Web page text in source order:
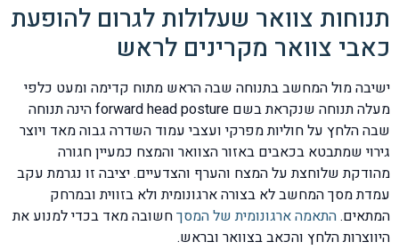
תנוחות צוואר שעלולות לגרום להופעת
כאבי צוואר מקרינים לראש
ישיבה מול המחשב בתנוחה שבה הראש מתוח קדימה ומעט כלפי
מעלה תנוחה שנקראת בשם forward head posture הינה תנוחה
שבה הלחץ על חוליות מפרקי ועצבי עמוד השדרה גבוה מאד ויוצר
גירוי שמתבטא בכאבים באזור הצוואר והמצח כמעיין חגורה
מהודקת שלוחצת על המצח והערף והצדעיים. יציבה זו נגרמת עקב
עמדת מסך המחשב לא בצורה ארגונומית ולא בזווית ובמרחק
המתאים.התאמה ארגונומית של המסךחשובה מאד בכדי למנוע את
היווצרות הלחץ והכאב בצוואר ובראש.